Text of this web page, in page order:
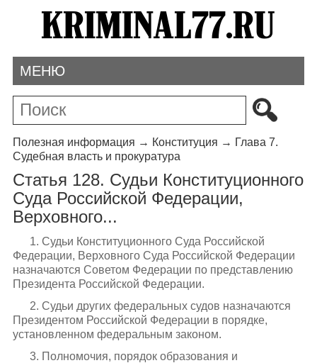
МЕНЮ
Полезная информация → Конституция → Глава 7.
Судебная власть и прокуратура
Статья 128. Судьи Конституционного
Суда Российской Федерации,
Верховного...
1. Судьи Конституционного Суда Российской
Федерации, Верховного Суда Российской Федерации
назначаются Советом Федерации по представлению
Президента Российской Федерации.
2. Судьи других федеральных судов назначаются
Президентом Российской Федерации в порядке,
установленном федеральным законом.
3. Полномочия, порядок образования и